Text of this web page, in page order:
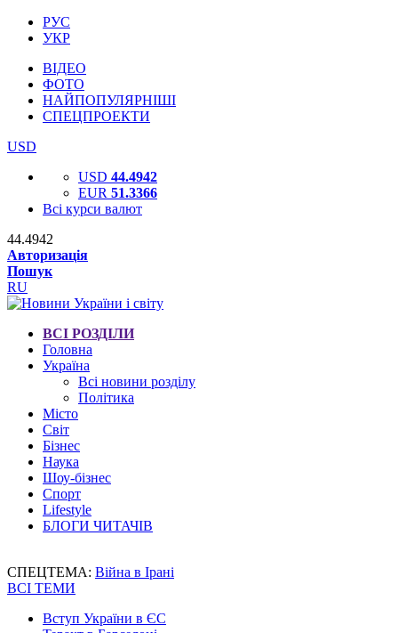
РУС
УКР
ВІДЕО
ФОТО
НАЙПОПУЛЯРНІШІ
СПЕЦПРОЕКТИ
USD
USD 44.4942
EUR 51.3366
Всі курси валют
44.4942
Авторизація
Пошук
RU
ВСІ РОЗДІЛИ
Головна
Україна
Всі новини розділу
Політика
Місто
Світ
Бізнес
Наука
Шоу-бізнес
Спорт
Lifestyle
БЛОГИ ЧИТАЧІВ
СПЕЦТЕМА: Війна в Ірані
ВСІ ТЕМИ
Вступ України в ЄС